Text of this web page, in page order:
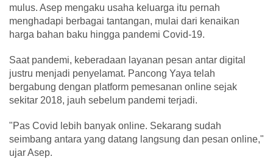
mulus. Asep mengaku usaha keluarga itu pernah
menghadapi berbagai tantangan, mulai dari kenaikan
harga bahan baku hingga pandemi Covid-19.
Saat pandemi, keberadaan layanan pesan antar digital
justru menjadi penyelamat. Pancong Yaya telah
bergabung dengan platform pemesanan online sejak
sekitar 2018, jauh sebelum pandemi terjadi.
"Pas Covid lebih banyak online. Sekarang sudah
seimbang antara yang datang langsung dan pesan online,"
ujar Asep.